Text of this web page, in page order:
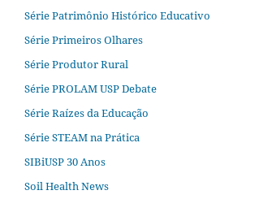
Série Patrimônio Histórico Educativo
Série Primeiros Olhares
Série Produtor Rural
Série PROLAM USP Debate
Série Raízes da Educação
Série STEAM na Prática
SIBiUSP 30 Anos
Soil Health News